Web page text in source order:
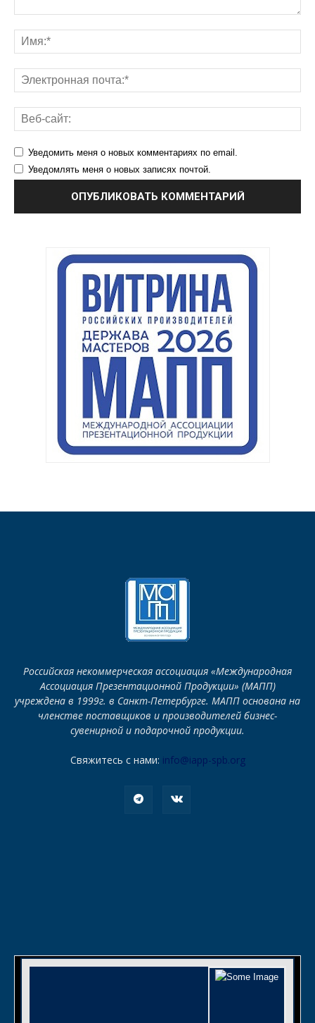
Уведомить меня о новых комментариях по email.
Уведомлять меня о новых записях почтой.
Российская некоммерческая ассоциация «Международная
Ассоциация Презентационной Продукции» (МАПП)
учреждена в 1999г. в Санкт-Петербурге. МАПП основана на
членстве поставщиков и производителей бизнес-
сувенирной и подарочной продукции.
Свяжитесь с нами: info@iapp-spb.org